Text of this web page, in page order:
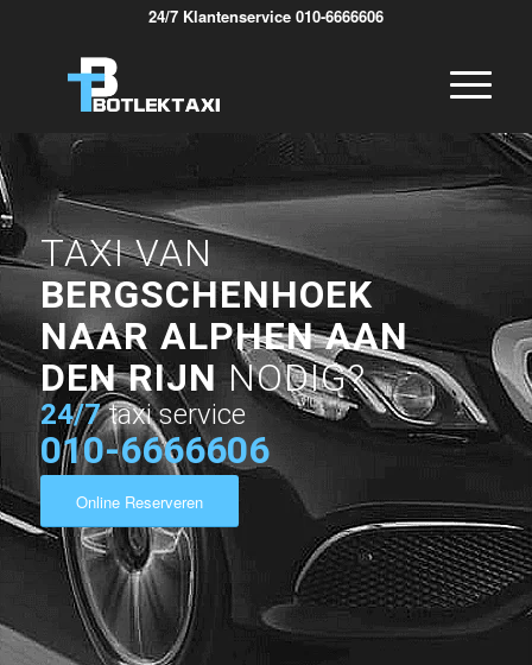
24/7 Klantenservice 010-6666606
TAXI VAN
BERGSCHENHOEK
NAAR ALPHEN AAN
DEN RIJNNODIG?
24/7 taxi service
010-6666606
Online Reserveren